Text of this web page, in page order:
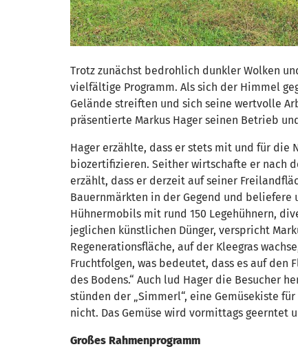
Trotz zunächst bedrohlich dunkler Wolken
vielfältige Programm. Als sich der Himmel
Gelände streiften und sich seine wertvolle
präsentierte Markus Hager seinen Betrieb
Hager erzählte, dass er stets mit und für
biozertifizieren. Seither wirtschafte er nach
erzählt, dass er derzeit auf seiner
Bauernmärkten in der Gegend und
Hühnermobils mit rund 150 Legehühnern,
jeglichen künstlichen Dünger, verspricht
Regenerationsfläche, auf der Kleegras
Fruchtfolgen, was bedeutet, dass es auf den
des Bodens.“ Auch lud Hager die Besucher
stünden der „Simmerl“, eine Gemüsekiste
nicht. Das Gemüse wird vormittags geerntet
Großes Rahmenprogramm